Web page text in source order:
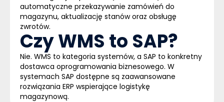
automatyczne przekazywanie zamówień do
magazynu, aktualizację stanów oraz obsługę
zwrotów.
Czy WMS to SAP?
Nie. WMS to kategoria systemów, a SAP to konkretny
dostawca oprogramowania biznesowego. W
systemach SAP dostępne są zaawansowane
rozwiązania ERP wspierające logistykę
magazynową.